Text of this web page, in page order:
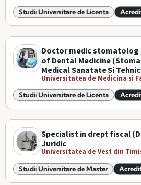
Studii Universitare de Licenta
Doctor medic stomatolog
of Dental Medicine
Medical Sanatate Si Tehnic
Universitatea de Medicina si
Studii Universitare de Licenta
Specialist in drept fiscal
Juridic
Universitatea de Vest din
Studii Universitare de Master